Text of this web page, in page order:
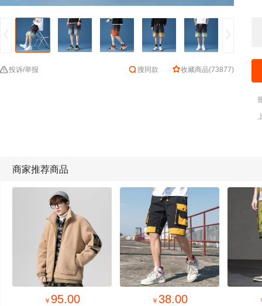
投诉/举报 搜同款 收藏商品(73877)
商家推荐商品
￥ 95.00 ￥ 38.00